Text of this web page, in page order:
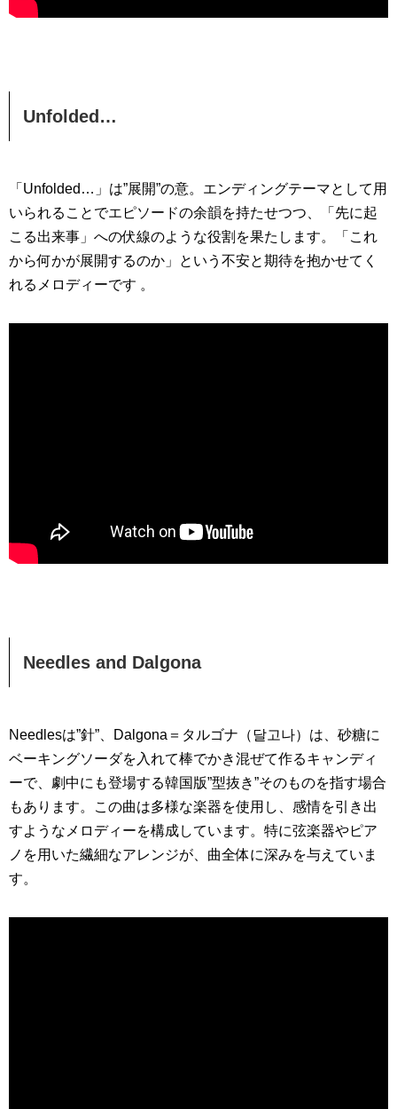
Unfolded…
「Unfolded…」は”展開”の意。エンディングテーマとして用
いられることでエピソードの余韻を持たせつつ、「先に起
こる出来事」への伏線のような役割を果たします。「これ
から何かが展開するのか」という不安と期待を抱かせてく
れるメロディーです 。
Needles and Dalgona
Needlesは”針”、Dalgona＝タルゴナ（달고나）は、砂糖に
ベーキングソーダを入れて棒でかき混ぜて作るキャンディ
ーで、劇中にも登場する韓国版”型抜き”そのものを指す場合
もあります。この曲は多様な楽器を使用し、感情を引き出
すようなメロディーを構成しています。特に弦楽器やピア
ノを用いた繊細なアレンジが、曲全体に深みを与えていま
す。